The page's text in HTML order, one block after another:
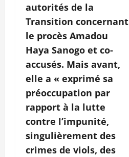
autorités de la
Transition concernant
le procès Amadou
Haya Sanogo et co-
accusés. Mais avant,
elle a « exprimé sa
préoccupation par
rapport à la lutte
contre l’impunité,
singulièrement des
crimes de viols, des